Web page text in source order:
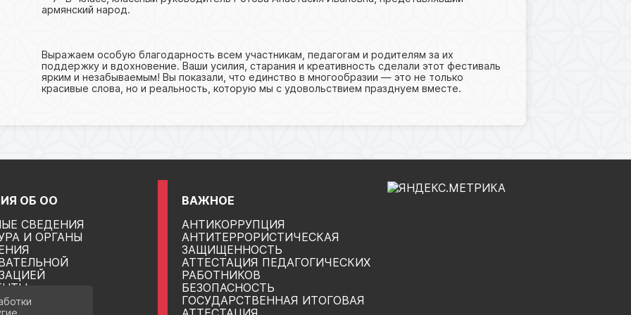
армянский народ.
Выражаем особую благодарность всем участникам, педагогам и родителям за их
поддержку и вдохновение. Ваши усилия, старания и креативность сделали этот фестиваль
ярким и незабываемым! Вы показали, что единство в многообразии — это не только
красивые слова, но и реальность, которую мы с удовольствием празднуем вместе.
ОБ ОО
СВЕДЕНИЯ
И ОРГАНЫ
ВАЖНОЕ
АНТИКОРРУПЦИЯ
АНТИТЕРРОРИСТИЧЕСКАЯ
ЗАЩИЩЕННОСТЬ
АТТЕСТАЦИЯ ПЕДАГОГИЧЕСКИХ
РАБОТНИКОВ
БЕЗОПАСНОСТЬ
ГОСУДАРСТВЕННАЯ ИТОГОВАЯ